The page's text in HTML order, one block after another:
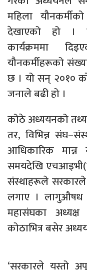
महिला
देखाएको हो ।
कार्यक्रममा
यौनकर्मीहरूको
छ । यो सन् २०१०
जनाले बढी हो ।
कोठे अध्ययनको
तर, विभिन्न
आधिकारिक
समयदेखि
संस्थाहरूले
लगाए । लागुऔषध
महासंघका
कोठाभित्र बसेर
‘सरकारले यस्तो